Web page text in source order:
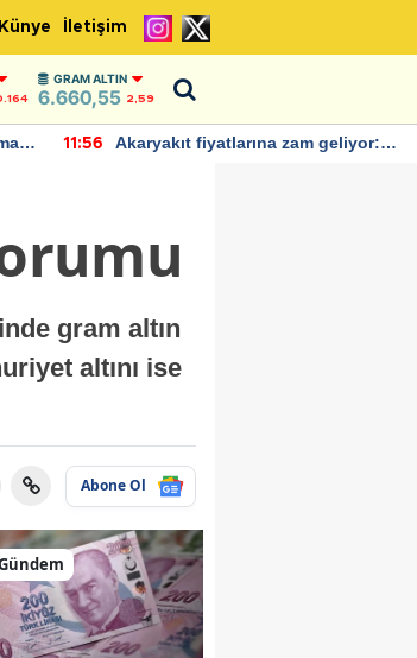
Künye İletişim
GRAM ALTIN
6.660,55 2,59
11:56
Akaryakıt fiyatlarına zam geliyor:
gram altın
altını ise
Abone Ol